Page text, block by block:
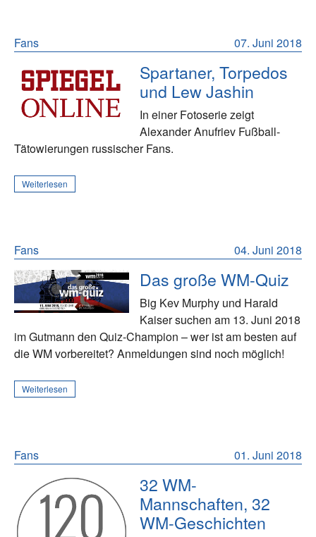
07. Juni 2018
Fans
Spartaner, Torpedos
und Lew Jashin
In einer Fotoserie zeigt
Alexander Anufriev Fußball-
Tätowierungen russischer Fans.
Weiterlesen
04. Juni 2018
Fans
Das große WM-Quiz
Big Kev Murphy und Harald
Kaiser suchen am 13. Juni 2018
im Gutmann den Quiz-Champion – wer ist am besten auf
die WM vorbereitet? Anmeldungen sind noch möglich!
Weiterlesen
01. Juni 2018
Fans
32 WM-
Mannschaften, 32
WM-Geschichten